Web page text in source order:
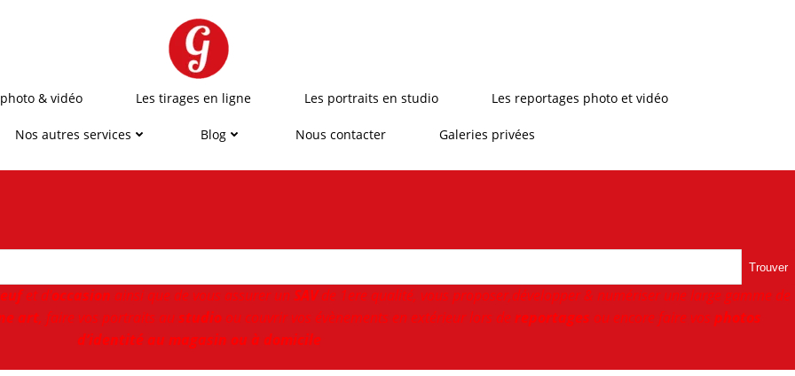
& vidéo Les tirages en ligne Les portraits en studio Les reportages photo et vidéo
Nos autres services Blog Nous contacter Galeries privées
Trouver
et d'occasion ainsi que de vous assurer un SAVde 1ere qualité, vous proposer,développer & numériser une large gamme de
art, faire vos portraits austudio ou couvrir vos évènements en extérieur lors de reportages ou encore faire vos photos
d’identité au magasin ou à domicile